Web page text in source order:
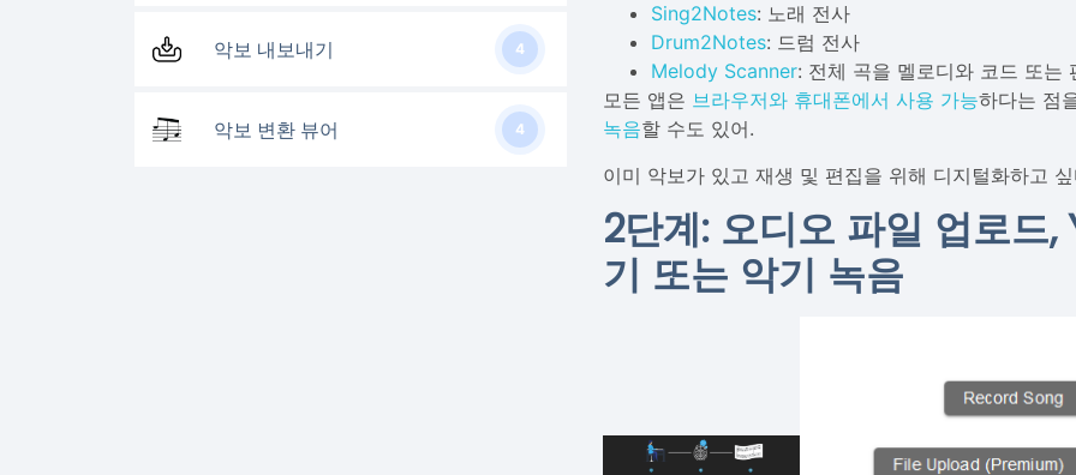
악보 내보내기 4
악보 변환 뷰어 4
Sing2Notes: 노래 전사
Drum2Notes: 드럼 전사
Melody Scanner: 전체 곡을 멜로디와 코드 또는
모든 앱은 브라우저와 휴대폰에서 사용 가능하다는 점
녹음할 수도 있어.
이미 악보가 있고 재생 및 편집을 위해 디지털화하고 싶
2단계: 오디오 파일 업로드
기 또는 악기 녹음